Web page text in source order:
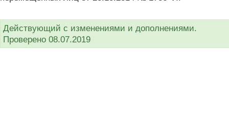
Действующий с изменениями и дополнениями.
Проверено 08.07.2019